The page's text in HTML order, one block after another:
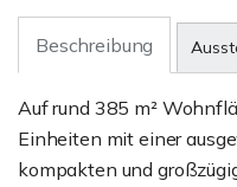
Beschreibung
Auf rund 385 m²
Einheiten mit einer
kompakten und